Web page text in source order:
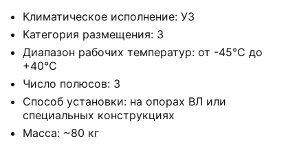
Климатическое исполнение: У3
Категория размещения: 3
Диапазон рабочих температур: от -45°C до
+40°C
Число полюсов: 3
Способ установки: на опорах ВЛ или
специальных конструкциях
Масса: ~80 кг